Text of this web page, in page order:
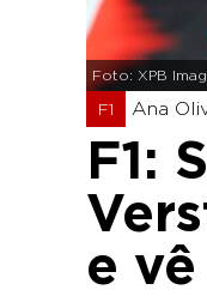
Foto: XPB
F1 Ana
F1:
e